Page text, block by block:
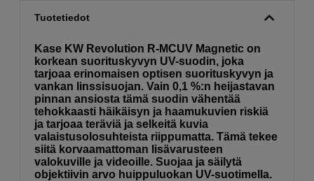
Tuotetiedot
Kase KW Revolution R-MCUV Magnetic on
korkean suorituskyvyn UV-suodin, joka
tarjoaa erinomaisen optisen suorituskyvyn ja
vankan linssisuojan. Vain 0,1 %:n heijastavan
pinnan ansiosta tämä suodin vähentää
tehokkaasti häikäisyn ja haamukuvien riskiä
ja tarjoaa teräviä ja selkeitä kuvia
valaistusolosuhteista riippumatta. Tämä tekee
siitä korvaamattoman lisävarusteen
valokuville ja videoille. Suojaa ja säilytä
objektiivin arvo huippuluokan UV-suotimella.